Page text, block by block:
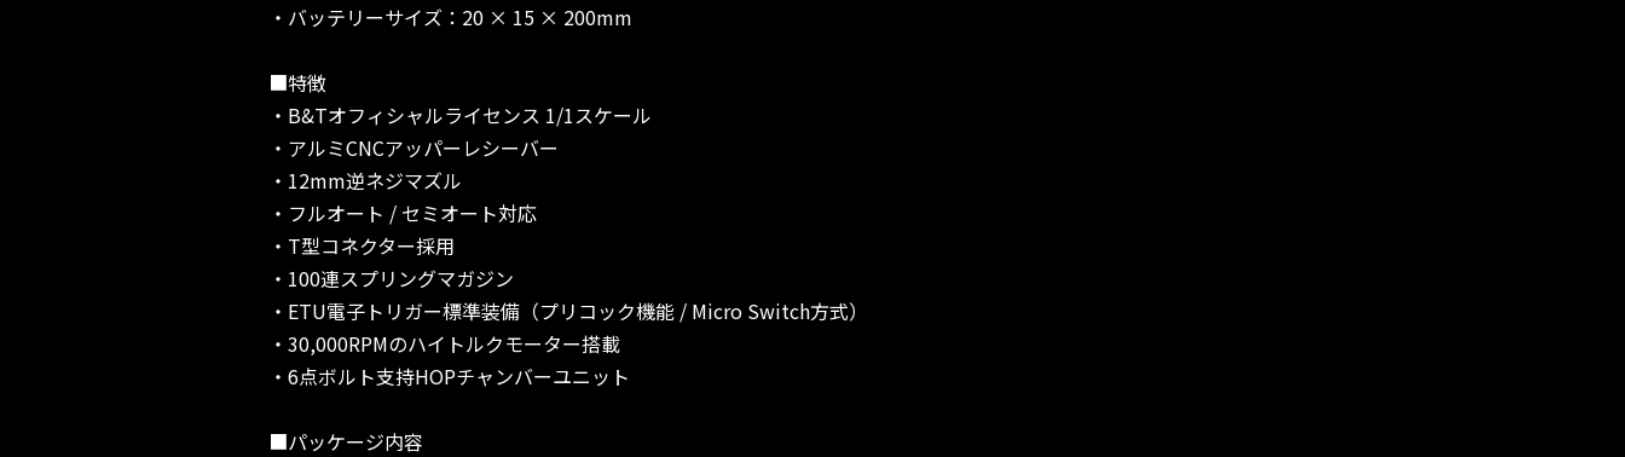
・バッテリーサイズ：20 × 15 × 200mm
■特徴
・B&Tオフィシャルライセンス 1/1スケール
・アルミCNCアッパーレシーバー
・12mm逆ネジマズル
・フルオート / セミオート対応
・T型コネクター採用
・100連スプリングマガジン
・ETU電子トリガー標準装備（プリコック機能 / Micro Switch方式）
・30,000RPMのハイトルクモーター搭載
・6点ボルト支持HOPチャンバーユニット
■パッケージ内容